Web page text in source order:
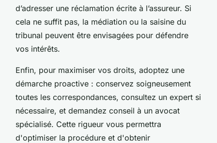
d’adresser une réclamation écrite à l’assureur. Si
cela ne suffit pas, la médiation ou la saisine du
tribunal peuvent être envisagées pour défendre
vos intérêts.
Enfin, pour maximiser vos droits, adoptez une
démarche proactive : conservez soigneusement
toutes les correspondances, consultez un expert si
nécessaire, et demandez conseil à un avocat
spécialisé. Cette rigueur vous permettra
d'optimiser la procédure et d'obtenir